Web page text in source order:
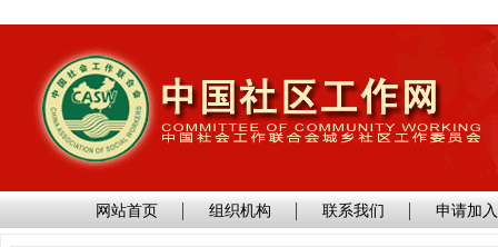
网站首页 组织机构 联系我们 申请加